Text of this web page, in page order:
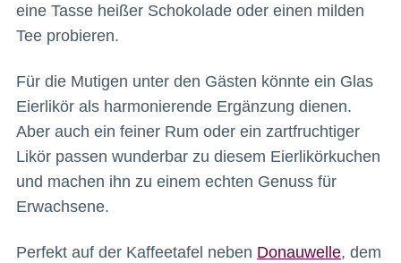
eine Tasse heißer Schokolade oder einen milden
Tee probieren.
Für die Mutigen unter den Gästen könnte ein Glas
Eierlikör als harmonierende Ergänzung dienen.
Aber auch ein feiner Rum oder ein zartfruchtiger
Likör passen wunderbar zu diesem Eierlikörkuchen
und machen ihn zu einem echten Genuss für
Erwachsene.
Perfekt auf der Kaffeetafel neben Donauwelle, dem